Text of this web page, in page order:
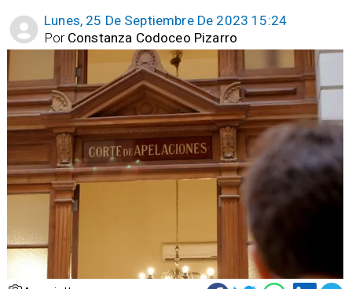
Lunes, 25 De Septiembre De 2023 15:24
Constanza Codoceo Pizarro
Por